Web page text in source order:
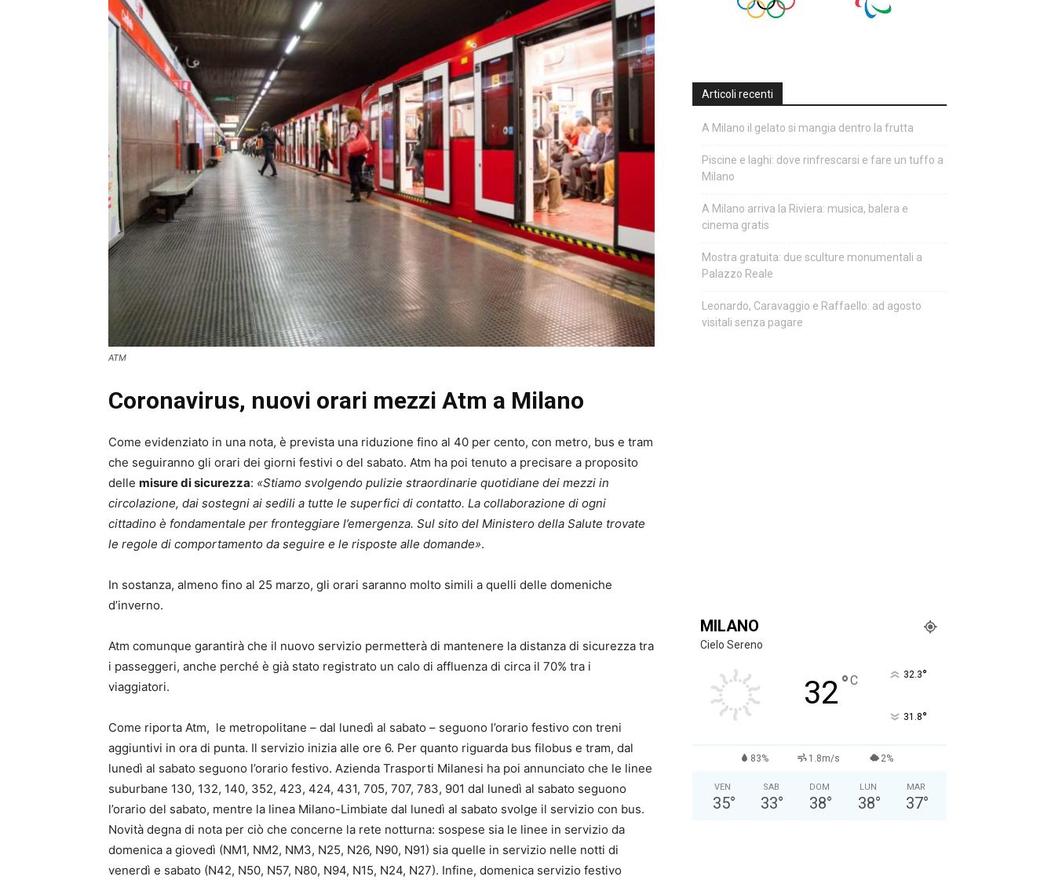
ATM
Coronavirus, nuovi orari mezzi Atm a Milano
Come evidenziato in una nota, è prevista una riduzione fino al 40 per cento, con metro, bus e tram
che seguiranno gli orari dei giorni festivi o del sabato. Atm ha poi tenuto a precisare a proposito
delle misure di sicurezza: «Stiamo svolgendo pulizie straordinarie quotidiane dei mezzi in
circolazione, dai sostegni ai sedili a tutte le superfici di contatto. La collaborazione di ogni
cittadino è fondamentale per fronteggiare l’emergenza. Sul sito del Ministero della Salute trovate
le regole di comportamento da seguire e le risposte alle domande».
In sostanza, almeno fino al 25 marzo, gli orari saranno molto simili a quelli delle domeniche
d’inverno.
Atm comunque garantirà che il nuovo servizio permetterà di mantenere la distanza di sicurezza tra
i passeggeri, anche perché è già stato registrato un calo di affluenza di circa il 70% tra i
viaggiatori.
Come riporta Atm, le metropolitane – dal lunedì al sabato – seguono l’orario festivo con treni
aggiuntivi in ora di punta. Il servizio inizia alle ore 6. Per quanto riguarda bus filobus e tram, dal
lunedì al sabato seguono l’orario festivo. Azienda Trasporti Milanesi ha poi annunciato che le linee
suburbane 130, 132, 140, 352, 423, 424, 431, 705, 707, 783, 901 dal lunedì al sabato seguono
l’orario del sabato, mentre la linea Milano-Limbiate dal lunedì al sabato svolge il servizio con bus.
Novità degna di nota per ciò che concerne la rete notturna: sospese sia le linee in servizio da
domenica a giovedì (NM1, NM2, NM3, N25, N26, N90, N91) sia quelle in servizio nelle notti di
venerdì e sabato (N42, N50, N57, N80, N94, N15, N24, N27). Infine, domenica servizio festivo
Articoli recenti
A Milano il gelato si mangia dentro la frutta
Piscine e laghi: dove rinfrescarsi e fare un tuffo a
Milano
A Milano arriva la Riviera: musica, balera e
cinema gratis
Mostra gratuita: due sculture monumentali a
Palazzo Reale
Leonardo, Caravaggio e Raffaello: ad agosto
visitali senza pagare
MILANO
Cielo Sereno
32°C 32.3°
31.8°
83% 1.8m/s 2%
VEN
35°
SAB
33°
DOM
38°
LUN
38°
MAR
37°